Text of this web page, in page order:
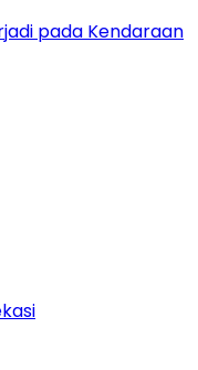
pada Kendaraan